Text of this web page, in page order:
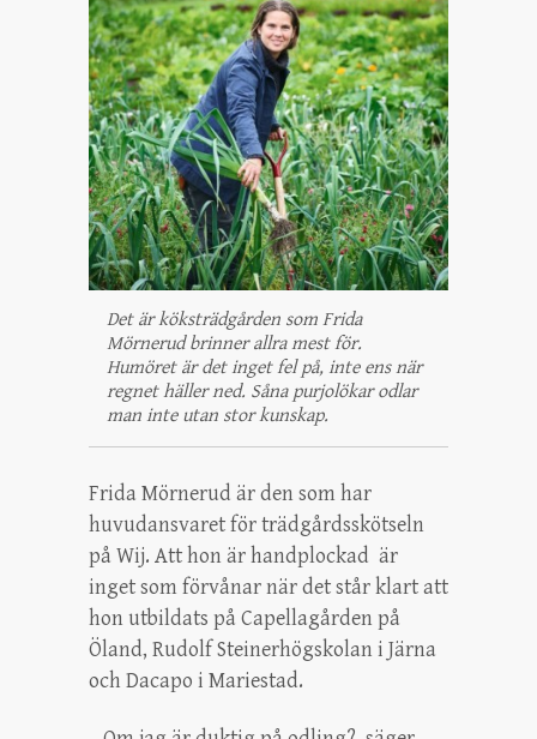
Det är köksträdgården som Frida
Mörnerud brinner allra mest för.
Humöret är det inget fel på, inte ens när
regnet häller ned. Såna purjolökar odlar
man inte utan stor kunskap.
Frida Mörnerud är den som har
huvudansvaret för trädgårdsskötseln
på Wij. Att hon är handplockad är
inget som förvånar när det står klart att
hon utbildats på Capellagården på
Öland, Rudolf Steinerhögskolan i Järna
och Dacapo i Mariestad.